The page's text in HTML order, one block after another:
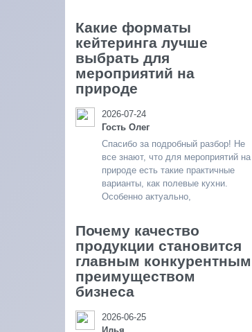
Какие форматы
кейтеринга лучше
выбрать для
мероприятий на
природе
2026-07-24
Гость Олег
Спасибо за подробный разбор! Не
все знают, что для мероприятий на
природе есть такие практичные
варианты, как полевые кухни.
Особенно актуально,
Почему качество
продукции становится
главным конкурентным
преимуществом
бизнеса
2026-06-25